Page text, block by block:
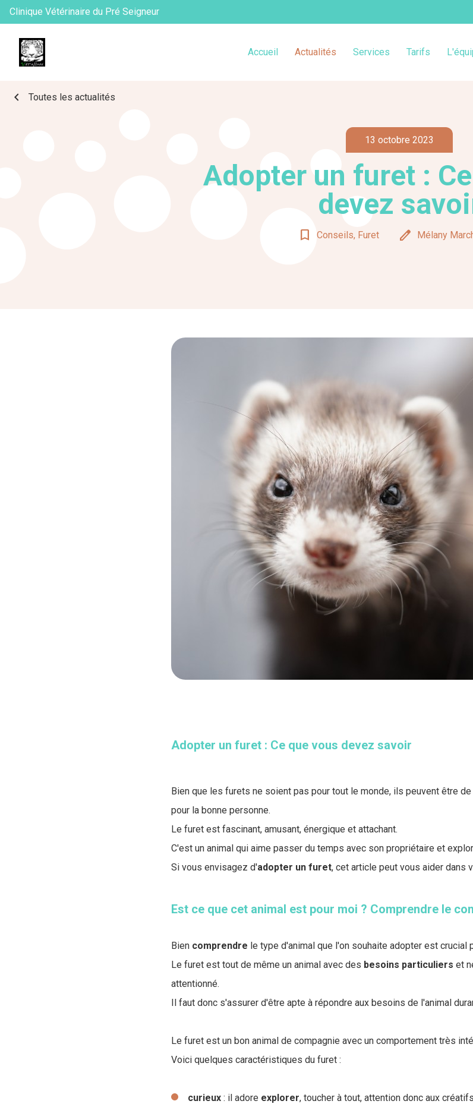
Clinique Vétérinaire du Pré Seigneur
Accueil Actualités Services Tarifs
chevron_left Toutes les actualités
13 octobre 2023
Adopter un furet :
devez
bookmark_border Conseils, Furet edit Mélany
Adopter un furet : Ce que vous devez savoir
Bien que les furets ne soient pas pour tout le monde, ils peuvent être
pour la bonne personne.
Le furet est fascinant, amusant, énergique et attachant.
C'est un animal qui aime passer du temps avec son propriétaire et
Si vous envisagez d'adopter un furet, cet article peut vous aider dans
Est ce que cet animal est pour moi ? Comprendre le
Bien comprendre le type d'animal que l'on souhaite adopter est crucial
Le furet est tout de même un animal avec des besoins particuliers et
attentionné.
Il faut donc s'assurer d'être apte à répondre aux besoins de l'animal
Le furet est un bon animal de compagnie avec un comportement très
Voici quelques caractéristiques du furet :
curieux : il adore explorer, toucher à tout, attention donc aux